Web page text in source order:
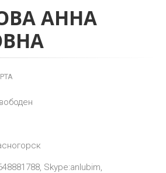
АННА
Skype:anlubim,